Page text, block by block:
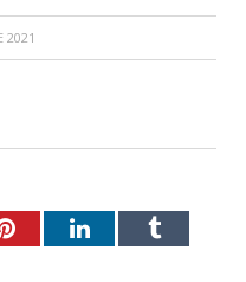
2021
PinterestLinkedInTumblr